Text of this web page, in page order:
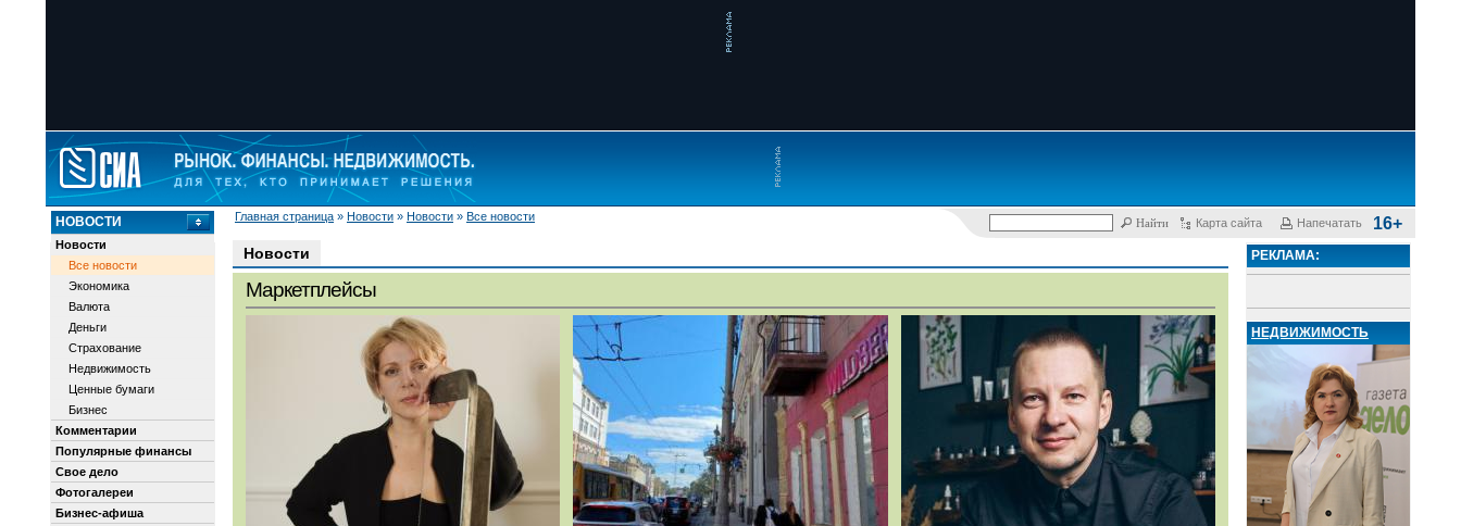
Главная страница » Новости » Новости » Все новости
Карта сайта Напечатать 16+
НОВОСТИ
Новости
Все новости
Экономика
Валюта
Деньги
Страхование
Недвижимость
Ценные бумаги
Бизнес
Комментарии
Популярные финансы
Свое дело
Фотогалереи
Бизнес-афиша
Новости
Маркетплейсы
РЕКЛАМА:
НЕДВИЖИМОСТЬ